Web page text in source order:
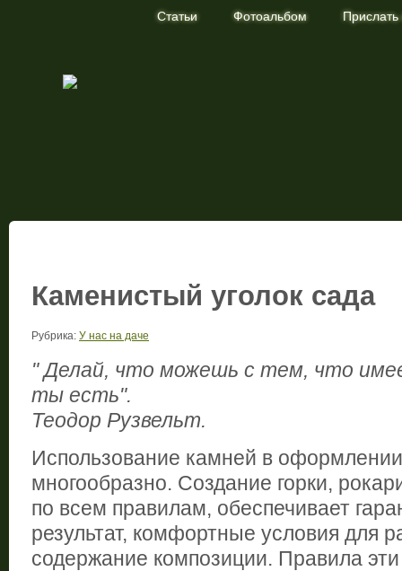
Статьи Фотоальбом Прислать
Каменистый уголок сада
Рубрика: У нас на даче
" Делай, что можешь с тем, что
ты есть".
Теодор Рузвельт.
Использование камней в
многообразно. Создание горки,
по всем правилам, обеспечивает
результат, комфортные условия для
содержание композиции. Правила